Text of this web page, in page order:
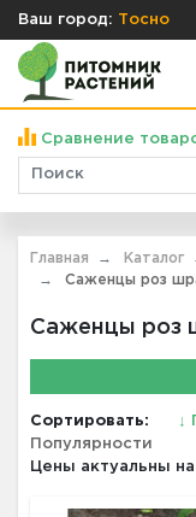
Ваш город: Тосно
Сравнение
Главная Каталог
Саженцы роз
Саженцы роз
Сортировать: ↓
Популярности
Цены актуальны